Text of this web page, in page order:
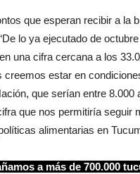
que esperan recibir a la
lo ya ejecutado de
una cifra cercana a los
creemos estar en
que serían entre 8.000
que nos permitiría seguir
alimentarias en
a más de 700.000